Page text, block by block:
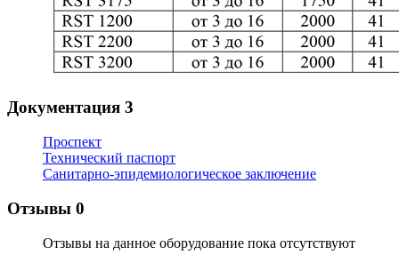
Документация 3
Проспект
Технический паспорт
Санитарно-эпидемиологическое заключение
Отзывы 0
Отзывы на данное оборудование пока отсутствуют